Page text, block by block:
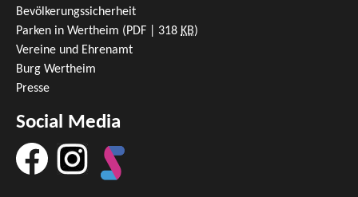
Bevölkerungssicherheit
Parken in Wertheim (PDF | 318 KB)
Vereine und Ehrenamt
Burg Wertheim
Presse
Social Media